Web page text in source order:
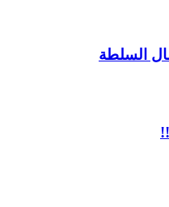
السلطة